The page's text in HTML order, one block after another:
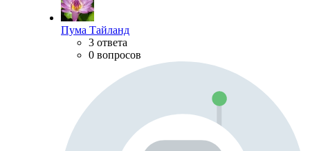
Пума Тайланд
3 ответа
0 вопросов